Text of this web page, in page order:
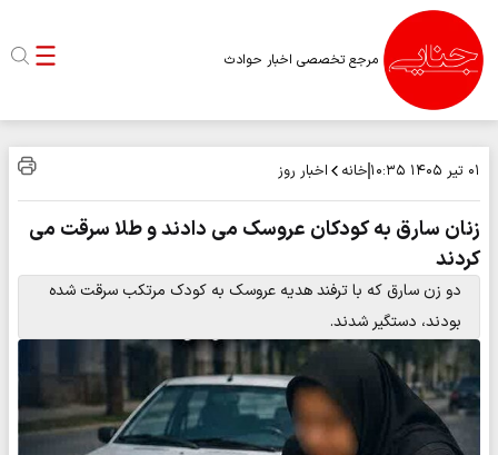
مرجع تخصصی اخبار حوادث
۰۱ تیر ۱۴۰۵ ۱۰:۳۵ خانه اخبار روز
زنان سارق به کودکان عروسک می دادند و طلا سرقت می
کردند
دو زن سارق که با ترفند هدیه عروسک به کودک مرتکب سرقت شده
بودند، دستگیر شدند.